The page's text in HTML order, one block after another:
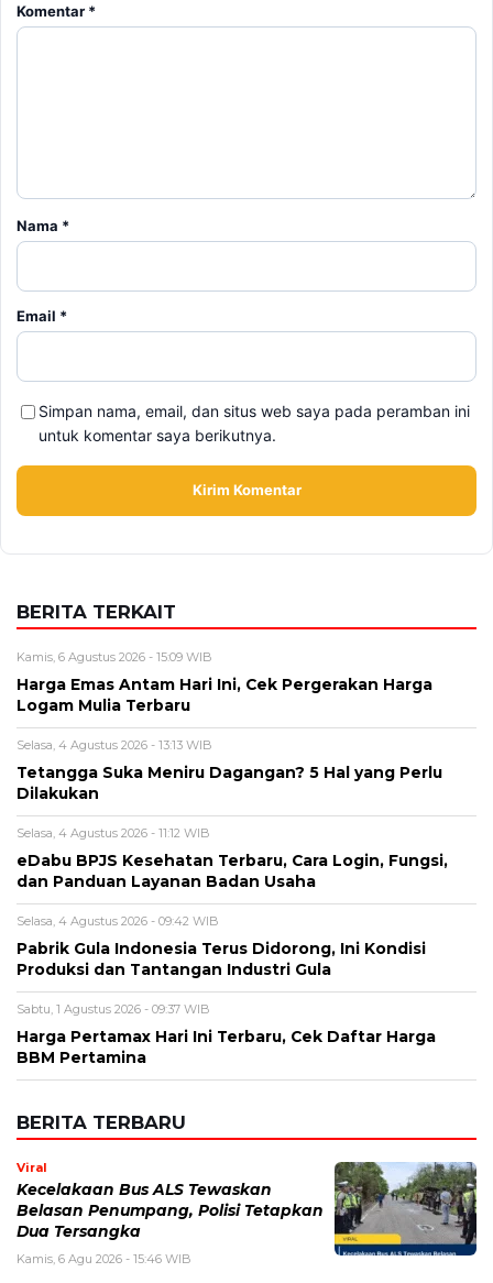
Komentar *
Nama *
Email *
Simpan nama, email, dan situs web saya pada peramban ini
untuk komentar saya berikutnya.
BERITA TERKAIT
Kamis, 6 Agustus 2026 - 15:09 WIB
Harga Emas Antam Hari Ini, Cek Pergerakan Harga
Logam Mulia Terbaru
Selasa, 4 Agustus 2026 - 13:13 WIB
Tetangga Suka Meniru Dagangan? 5 Hal yang Perlu
Dilakukan
Selasa, 4 Agustus 2026 - 11:12 WIB
eDabu BPJS Kesehatan Terbaru, Cara Login, Fungsi,
dan Panduan Layanan Badan Usaha
Selasa, 4 Agustus 2026 - 09:42 WIB
Pabrik Gula Indonesia Terus Didorong, Ini Kondisi
Produksi dan Tantangan Industri Gula
Sabtu, 1 Agustus 2026 - 09:37 WIB
Harga Pertamax Hari Ini Terbaru, Cek Daftar Harga
BBM Pertamina
BERITA TERBARU
Viral
Kecelakaan Bus ALS Tewaskan
Belasan Penumpang, Polisi Tetapkan
Dua Tersangka
Kamis, 6 Agu 2026 - 15:46 WIB